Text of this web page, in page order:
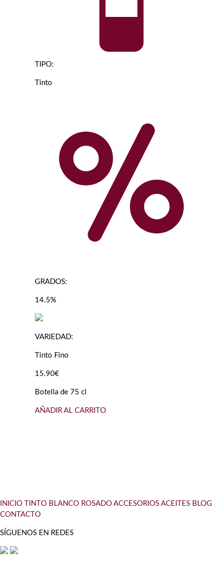
TIPO:
Tinto
GRADOS:
14.5%
VARIEDAD:
Tinto Fino
15.90€
Botella de 75 cl
AÑADIR AL CARRITO
INICIO TINTO BLANCO ROSADO ACCESORIOS ACEITES BLOG
CONTACTO
SÍGUENOS EN REDES